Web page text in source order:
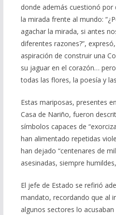
donde además cuestionó por
la mirada frente al mundo:
agachar la mirada, si antes
diferentes razones?”,
aspiración de construir una
su jaguar en el corazón…
todas las flores, la poesía y
Estas mariposas, presentes
Casa de Nariño, fueron
símbolos capaces de
han alimentado repetidas
han dejado “centenares de
asesinadas, siempre
El jefe de Estado se refirió
mandato, recordando que al
algunos sectores lo